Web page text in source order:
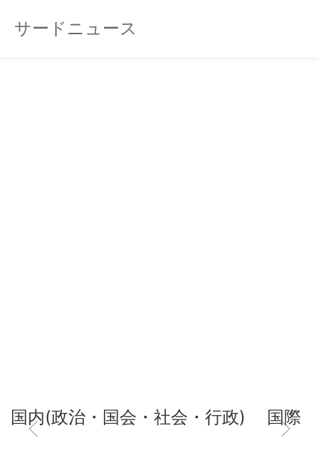
サードニュース
国内(政治・国会・社会・行政) 国際